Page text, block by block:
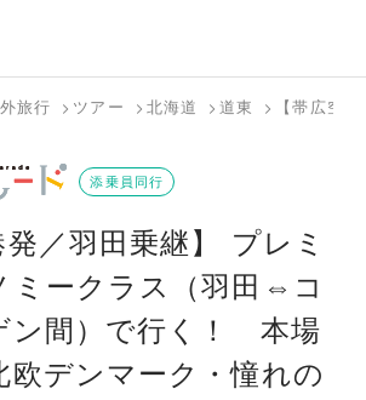
トップ
ー
個人旅行
（ブーケ）を探す
写真から探
トップ
か
テーマから
探す
す
旅行 ツアー 北海道 道東 【帯広空
発／羽田乗継】 プレミ
ミークラス（羽田⇔コ
ン間）で行く！ 本場
欧デンマーク・憧れの
添乗員同行